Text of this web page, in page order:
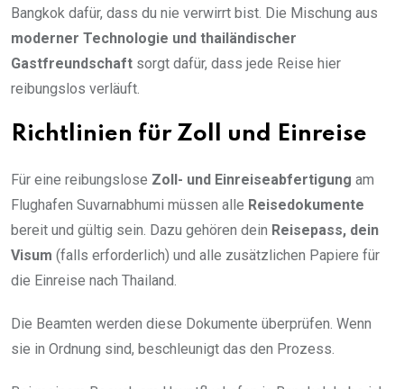
Bangkok dafür, dass du nie verwirrt bist. Die Mischung aus
moderner Technologie und thailändischer
Gastfreundschaft sorgt dafür, dass jede Reise hier
reibungslos verläuft.
Richtlinien für Zoll und Einreise
Für eine reibungslose Zoll- und Einreiseabfertigung am
Flughafen Suvarnabhumi müssen alle Reisedokumente
bereit und gültig sein. Dazu gehören dein Reisepass, dein
Visum (falls erforderlich) und alle zusätzlichen Papiere für
die Einreise nach Thailand.
Die Beamten werden diese Dokumente überprüfen. Wenn
sie in Ordnung sind, beschleunigt das den Prozess.